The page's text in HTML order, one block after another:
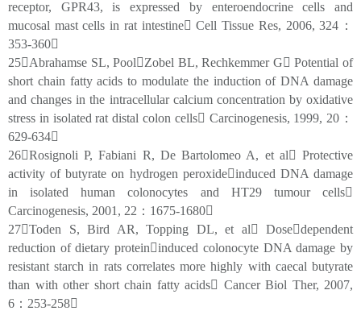
receptor, GPR43, is expressed by enteroendocrine cells and
mucosal mast cells in rat intestine Cell Tissue Res, 2006, 324：
353-360
25Abrahamse SL, PoolZobel BL, Rechkemmer G Potential of
short chain fatty acids to modulate the induction of DNA damage
and changes in the intracellular calcium concentration by oxidative
stress in isolated rat distal colon cells Carcinogenesis, 1999, 20：
629-634
26Rosignoli P, Fabiani R, De Bartolomeo A, et al Protective
activity of butyrate on hydrogen peroxideinduced DNA damage
in isolated human colonocytes and HT29 tumour cells
Carcinogenesis, 2001, 22：1675-1680
27Toden S, Bird AR, Topping DL, et al Dosedependent
reduction of dietary proteininduced colonocyte DNA damage by
resistant starch in rats correlates more highly with caecal butyrate
than with other short chain fatty acids Cancer Biol Ther, 2007,
6：253-258